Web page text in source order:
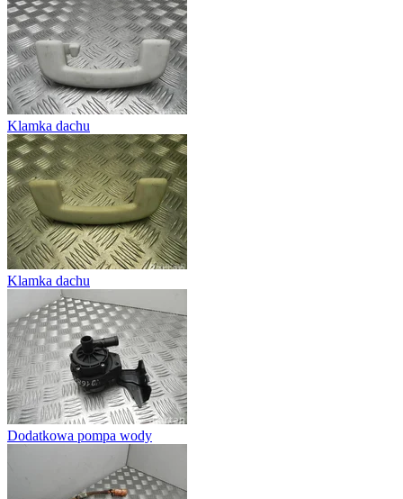
Klamka dachu
Klamka dachu
Dodatkowa pompa wody